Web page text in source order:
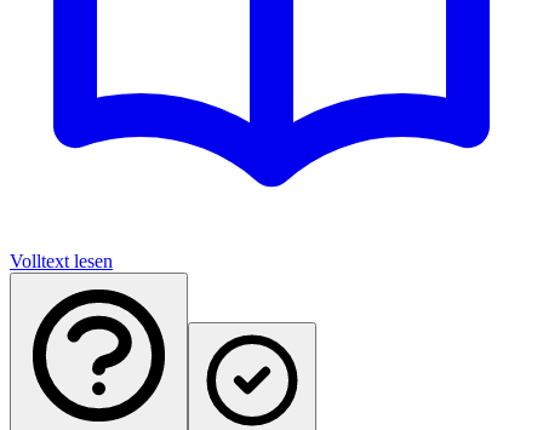
Volltext lesen